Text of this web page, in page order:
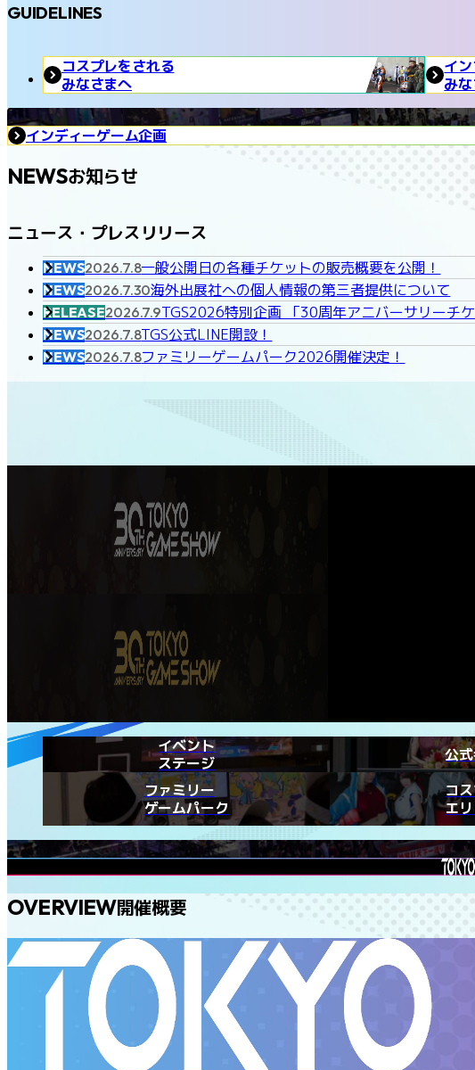
GUIDELINES
コスプレをされる
みなさまへ
イ
み
インディーゲーム企画
NEWSお知らせ
ニュース・プレスリリース
NEWS2026.7.8一般公開日の各種チケットの販売概要を公開！
NEWS2026.7.30海外出展社への個人情報の第三者提供について
RELEASE2026.7.9TGS2026特別企画 「30周年アニバーサリーチ
NEWS2026.7.8TGS公式LINE開設！
NEWS2026.7.8ファミリーゲームパーク2026開催決定！
イベント
ステージ
公
ファミリー
ゲームパーク
コ
エ
OVERVIEW開催概要